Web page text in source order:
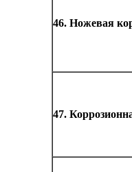
46. Ножевая
47.